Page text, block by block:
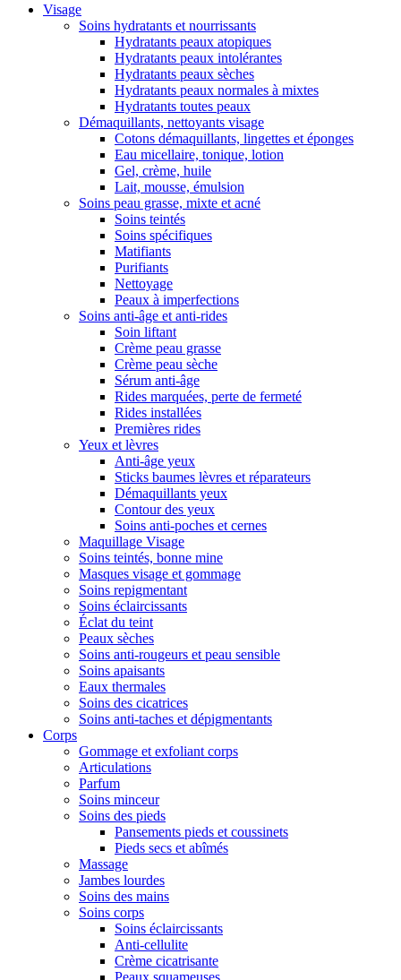
Visage
Soins hydratants et nourrissants
Hydratants peaux atopiques
Hydratants peaux intolérantes
Hydratants peaux sèches
Hydratants peaux normales à mixtes
Hydratants toutes peaux
Démaquillants, nettoyants visage
Cotons démaquillants, lingettes et éponges
Eau micellaire, tonique, lotion
Gel, crème, huile
Lait, mousse, émulsion
Soins peau grasse, mixte et acné
Soins teintés
Soins spécifiques
Matifiants
Purifiants
Nettoyage
Peaux à imperfections
Soins anti-âge et anti-rides
Soin liftant
Crème peau grasse
Crème peau sèche
Sérum anti-âge
Rides marquées, perte de fermeté
Rides installées
Premières rides
Yeux et lèvres
Anti-âge yeux
Sticks baumes lèvres et réparateurs
Démaquillants yeux
Contour des yeux
Soins anti-poches et cernes
Maquillage Visage
Soins teintés, bonne mine
Masques visage et gommage
Soins repigmentant
Soins éclaircissants
Éclat du teint
Peaux sèches
Soins anti-rougeurs et peau sensible
Soins apaisants
Eaux thermales
Soins des cicatrices
Soins anti-taches et dépigmentants
Corps
Gommage et exfoliant corps
Articulations
Parfum
Soins minceur
Soins des pieds
Pansements pieds et coussinets
Pieds secs et abîmés
Massage
Jambes lourdes
Soins des mains
Soins corps
Soins éclaircissants
Anti-cellulite
Crème cicatrisante
Peaux squameuses